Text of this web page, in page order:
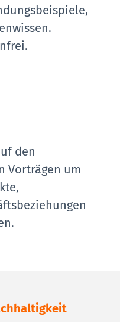
den
Vorträgen um